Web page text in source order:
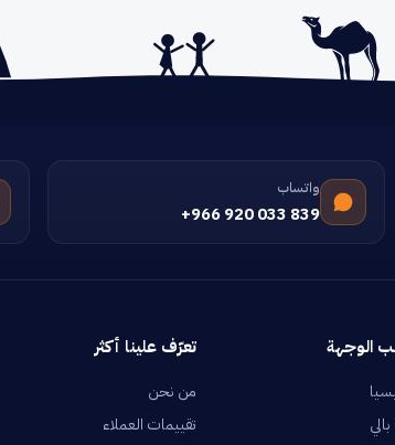
واتساب
+966 920 033 839
الوجهة تعرّف علينا أكثر
من نحن
تقييمات العملاء